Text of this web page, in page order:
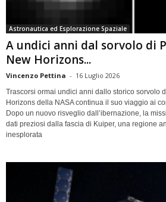
Astronautica ed Esplorazione Spaziale
A undici anni dal sorvolo di
New Horizons...
Vincenzo Pettina - 16 Luglio 2026
Trascorsi ormai undici anni dallo storico sorvolo
Horizons della NASA continua il suo viaggio ai
Dopo un nuovo risveglio dall’ibernazione, la
dati preziosi dalla fascia di Kuiper, una regione
inesplorata